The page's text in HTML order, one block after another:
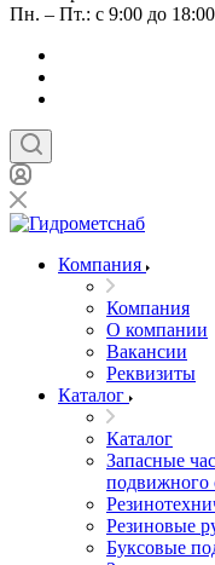
Пн. – Пт.: с 9:00 до 18:00
Компания
Компания
О компании
Вакансии
Реквизиты
Каталог
Каталог
Запасные
подвижного
Резиновые
Буксовые